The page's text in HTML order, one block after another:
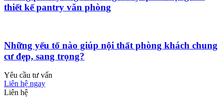
thiết kế pantry văn phòng
Những yếu tố nào giúp nội thất phòng khách chung
cư đẹp, sang trọng?
Yêu cầu tư vấn
Liên hệ ngay
Liên hệ